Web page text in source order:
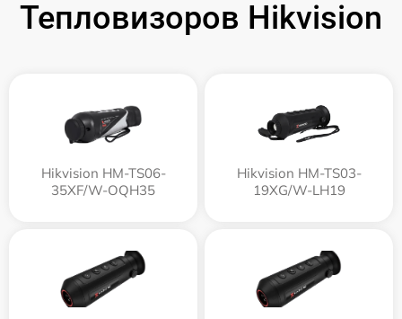
Тепловизоров Hikvision
Hikvision HM-TS06-
35XF/W-OQH35
Hikvision HM-TS03-
19XG/W-LH19